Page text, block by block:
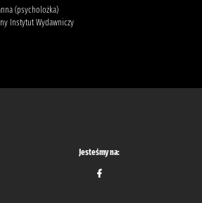
(psycholożka)
Instytut Wydawniczy
Jesteśmy na: